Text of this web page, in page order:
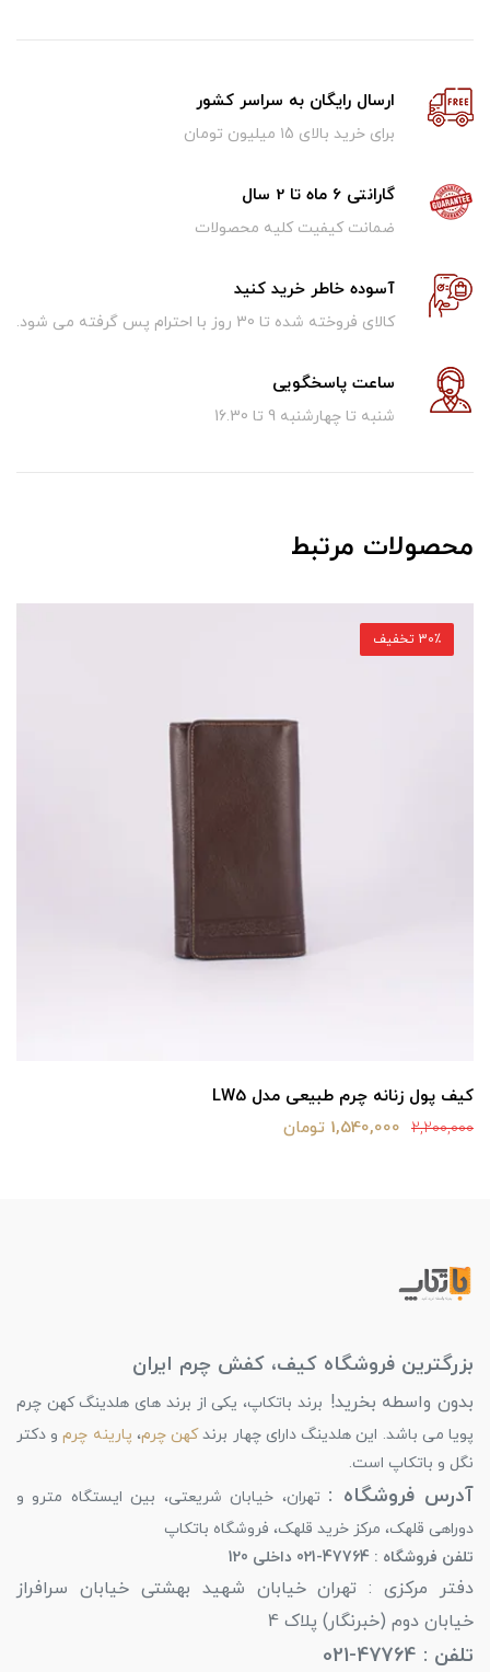
ارسال رایگان به سراسر کشور
برای خرید بالای ۱5 میلیون تومان
گارانتی 6 ماه تا 2 سال
ضمانت کیفیت کلیه محصولات
آسوده خاطر خرید کنید
کالای فروخته شده تا 30 روز با احترام پس گرفته می شود.
ساعت پاسخگویی
شنبه تا چهارشنبه 9 تا 16.30
محصولات مرتبط
کیف پول زنانه چرم طبیعی مدل LW5
2,200,000 1,540,000 تومان
30٪ تخفیف
بزرگترین فروشگاه کیف، کفش چرم ایران
بدون واسطه بخرید! برند باتکاپ، یکی از برند های هلدینگ کهن چرم
پویا می باشد. این هلدینگ دارای چهار برندکهن چرم، پارینه چرمو دکتر
نگل و باتکاپ است.
آدرس فروشگاه : تهران، خیابان شریعتی، بین ایستگاه مترو و
دوراهی قلهک، مرکز خرید قلهک، فروشگاه باتکاپ
تلفن فروشگاه : 47764-021 داخلی 120
دفتر مرکزی : تهران خیابان شهید بهشتی خیابان سرافراز
خیابان دوم (خبرنگار) پلاک 4
تلفن : 47764-021